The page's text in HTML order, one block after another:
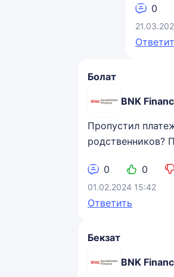
0
Болат
BNK
Пропустил
родственников?
0 0
01.02.2024 15:42
Ответить
Бекзат
BNK